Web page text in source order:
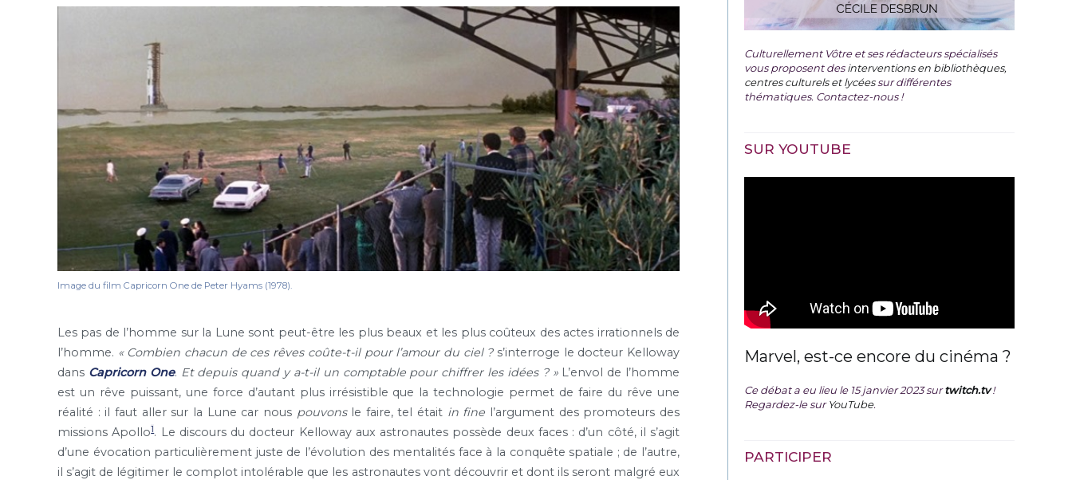
Image du film Capricorn One de Peter Hyams (1978).
Les pas de l’homme sur la Lune sont peut-être les plus beaux et les plus coûteux des actes irrationnels de
l’homme. « Combien chacun de ces rêves coûte-t-il pour l’amour du ciel ? s’interroge le docteur Kelloway
dans Capricorn One. Et depuis quand y a-t-il un comptable pour chiffrer les idées ? »L’envol de l’homme
est un rêve puissant, une force d’autant plus irrésistible que la technologie permet de faire du rêve une
réalité : il faut aller sur la Lune car nous pouvons le faire, tel était in fine l’argument des promoteurs des
missions Apollo1. Le discours du docteur Kelloway aux astronautes possède deux faces : d’un côté, il s’agit
d’une évocation particulièrement juste de l’évolution des mentalités face à la conquête spatiale ; de l’autre,
il s’agit de légitimer le complot intolérable que les astronautes vont découvrir et dont ils seront malgré eux
Culturellement Vôtre et ses rédacteurs spécialisés
vous proposent desinterventions en bibliothèques,
centres culturels et lycéessur différentes
thématiques. Contactez-nous !
SUR YOUTUBE
Marvel, est-ce encore du cinéma ?
Ce débat a eu lieu le 15 janvier 2023 surtwitch.tv !
Regardez-le surYouTube.
PARTICIPER